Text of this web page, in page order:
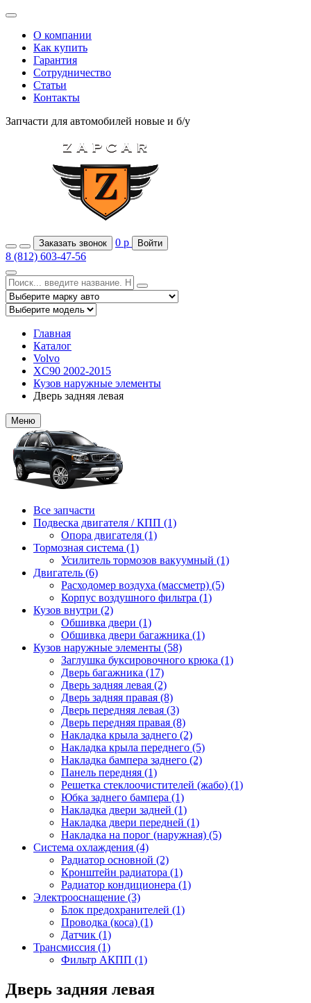
О компании
Как купить
Гарантия
Сотрудничество
Статьи
Контакты
Запчасти для автомобилей новые и б/у
Заказать звонок 0 р Войти
8 (812) 603-47-56
Главная
Каталог
Volvo
XC90 2002-2015
Кузов наружные элементы
Дверь задняя левая
Меню
Все запчасти
Подвеска двигателя / КПП (1)
Опора двигателя (1)
Тормозная система (1)
Усилитель тормозов вакуумный (1)
Двигатель (6)
Расходомер воздуха (массметр) (5)
Корпус воздушного фильтра (1)
Кузов внутри (2)
Обшивка двери (1)
Обшивка двери багажника (1)
Кузов наружные элементы (58)
Заглушка буксировочного крюка (1)
Дверь багажника (17)
Дверь задняя левая (2)
Дверь задняя правая (8)
Дверь передняя левая (3)
Дверь передняя правая (8)
Накладка крыла заднего (2)
Накладка крыла переднего (5)
Накладка бампера заднего (2)
Панель передняя (1)
Решетка стеклоочистителей (жабо) (1)
Юбка заднего бампера (1)
Накладка двери задней (1)
Накладка двери передней (1)
Накладка на порог (наружная) (5)
Система охлаждения (4)
Радиатор основной (2)
Кронштейн радиатора (1)
Радиатор кондиционера (1)
Электрооснащение (3)
Блок предохранителей (1)
Проводка (коса) (1)
Датчик (1)
Трансмиссия (1)
Фильтр АКПП (1)
Дверь задняя левая